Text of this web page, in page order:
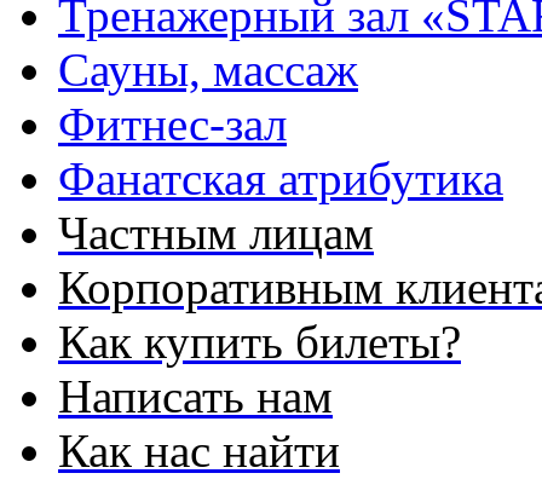
Тренажерный зал
Сауны, массаж
Фитнес-зал
Фанатская атрибутика
Частным лицам
Корпоративным
Как купить билеты?
Написать нам
Как нас найти